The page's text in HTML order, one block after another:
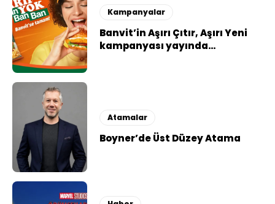
Kampanyalar
Banvit’in Aşırı Çıtır, Aşırı Yeni
kampanyası yayında…
Atamalar
Boyner’de Üst Düzey Atama